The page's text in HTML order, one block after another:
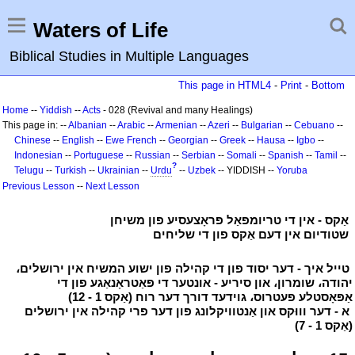
Waters of Life
Biblical Studies in Multiple Languages
This page in HTML4 - Print - Bottom
Home -- Yiddish --Acts - 028 (Revival and many Healings)
This page in: --Albanian --Arabic --Armenian --Azeri -- Bulgarian -- Cebuano --
Chinese -- English -- Ewe French -- Georgian -- Greek -- Hausa -- Igbo --
Indonesian -- Portuguese -- Russian -- Serbian -- Somali -- Spanish -- Tamil --
Telugu -- Turkish -- Ukrainian -- Urdu? -- Uzbek -- YIDDISH -- Yoruba
Previous Lesson -- Next Lesson
אַקס - אין די טריומפאַל פּראָצעסיע פון משיחן
שטודיום אין דעם אַקס פון די שליחים
טייל איך - דער יסוד פון די קהילה פון ישוע המשיח אין ירושלים،
יהודה، שומרון، און סיריע - אונטער די פּאַטראָנאַגע פון די
אַפּאָסטלע פעטרוס، גוידעד דורך דער רוח (אַקס 1 - 12)
א - דער וווּקס און אַנטוויקלונג פון דער פרי קהילה אין ירושלים
(אַקס 1 - 7)